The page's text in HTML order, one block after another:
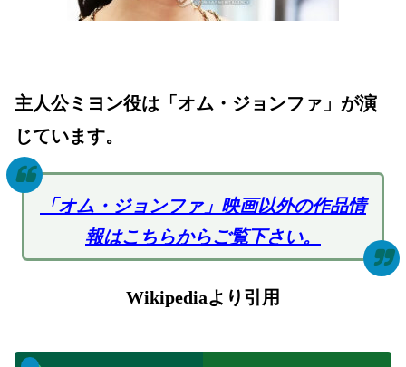
主人公ミヨン役は「オム・ジョンファ」が演
じています。
「オム・ジョンファ」映画以外の作品情
報はこちらからご覧下さい。
Wikipediaより引用